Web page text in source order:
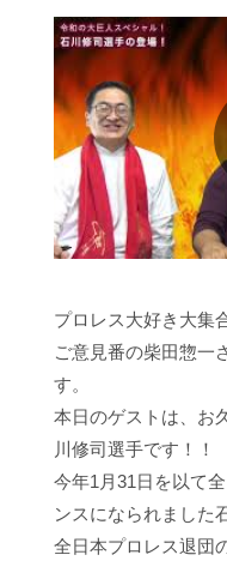
プロレス大好き大集
ご意見番の柴田惣一
す。
本日のゲストは、お
川修司選手です！！
今年1月31日を以て
ンスになられました
全日本プロレス退団